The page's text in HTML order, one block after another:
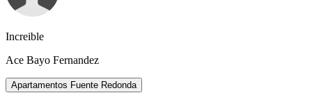
Increible
Ace Bayo Fernandez
Apartamentos Fuente Redonda